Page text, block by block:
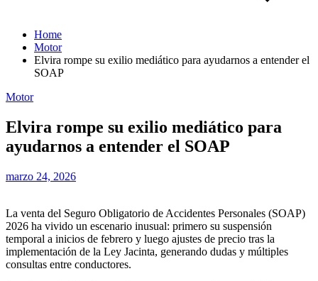
Home
Motor
Elvira rompe su exilio mediático para ayudarnos a entender el
SOAP
Motor
Elvira rompe su exilio mediático para
ayudarnos a entender el SOAP
marzo 24, 2026
La venta del Seguro Obligatorio de Accidentes Personales (SOAP)
2026 ha vivido un escenario inusual: primero su suspensión
temporal a inicios de febrero y luego ajustes de precio tras la
implementación de la Ley Jacinta, generando dudas y múltiples
consultas entre conductores.